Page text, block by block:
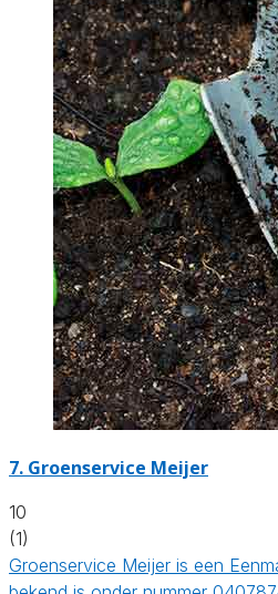
7. Groenservice Meijer
10
(1)
Groenservice Meijer is een